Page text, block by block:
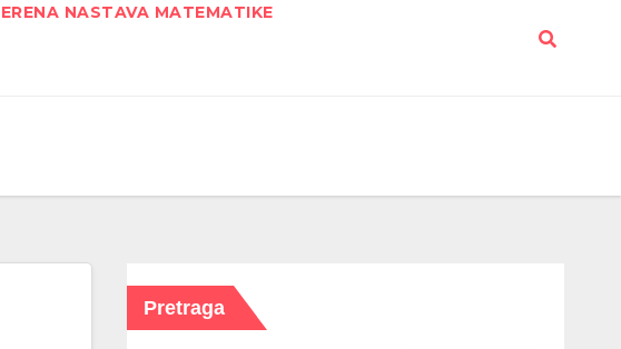
NASTAVA MATEMATIKE
Pretraga